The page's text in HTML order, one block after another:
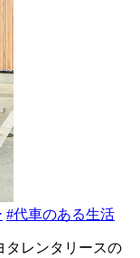
#代車のある生活
タレンタリースの